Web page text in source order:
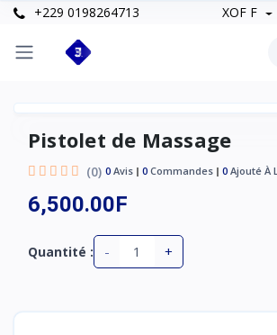
+229 0198264713 XOF F
Pistolet de Massage
(0) 0 Avis 0 Commandes 0 Ajouté À
6,500.00F
Quantité : - +